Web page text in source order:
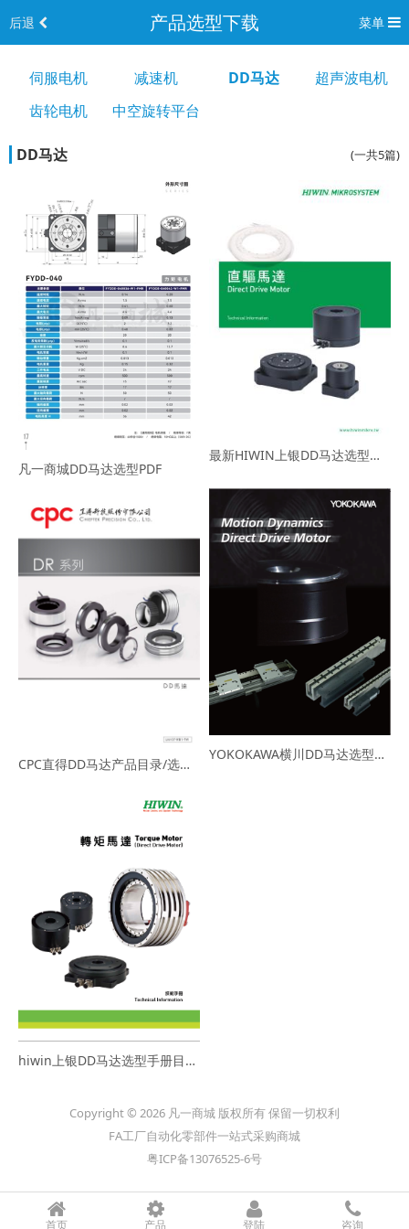
后退 产品选型下载 菜单
伺服电机 减速机 DD马达
超声波电机
齿轮电机
中空旋转平台
DD马达 (一共5篇)
凡一商城DD马达选型PDF
最新HIWIN上银DD马达选型手册目录下载
CPC直得DD马达产品目录/选型资料PDF下载
YOKOKAWA横川DD马达选型资料下载
hiwin上银DD马达选型手册目录资料下载
Copyright © 2026 凡一商城 版权所有 保留一切权利
FA工厂自动化零部件一站式采购商城
粤ICP备13076525-6号
首页 产品 登陆 咨询